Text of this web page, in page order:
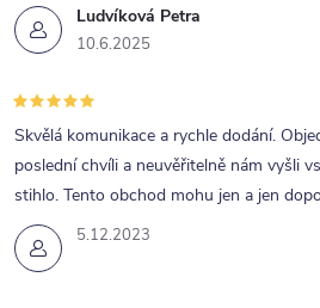
u
Ludvíková Petra
10.6.2025
5.12.2023
Skvělá komunikace a rychle dodání.
poslední chvíli a neuvěřitelně nám vyšli
stihlo. Tento obchod mohu jen a jen